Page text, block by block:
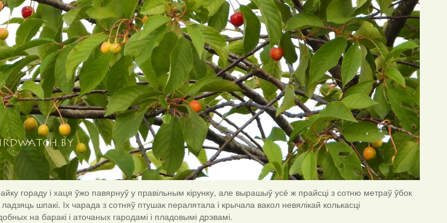
гораду і хаця ўжо павярнуў у правільным кірунку, але вырашыў усё ж прайсці з сотню метраў ўбок
шпакі. Іх чарада з сотняў птушак пералятала і крычала вакол невялікай колькасці
на баракі і аточаных гародамі і пладовымі дрэвамі.